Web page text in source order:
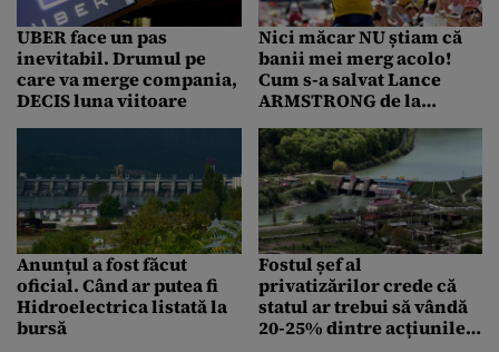
UBER face un pas
inevitabil. Drumul pe
care va merge compania,
DECIS luna viitoare
Nici măcar NU știam că
banii mei merg acolo!
Cum s-a salvat Lance
ARMSTRONG de la
deposedat de titluri
Anunțul a fost făcut
oficial. Când ar putea fi
Hidroelectrica listată la
bursă
Fostul șef al
privatizărilor crede că
statul ar trebui să vândă
20-25% dintre acțiunile